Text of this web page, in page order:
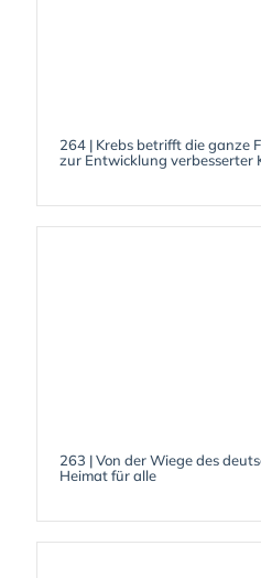
264 | Krebs betrifft die ganze
zur Entwicklung verbesserter
263 | Von der Wiege des
Heimat für alle